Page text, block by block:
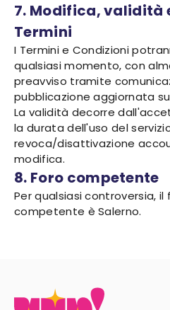
7. Modifica, validità
Termini
I Termini e Condizioni
qualsiasi momento, con
preavviso tramite
pubblicazione aggiornata
La validità decorre
la durata dell'uso del
revoca/disattivazione
modifica.
8. Foro competente
Per qualsiasi controversia, il
competente è Salerno.